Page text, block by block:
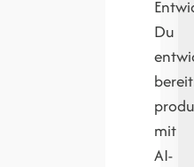
Du
mit
AI-